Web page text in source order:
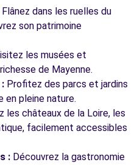
Flânez dans les ruelles du
son patrimoine
les musées et
de Mayenne.
Profitez des parcs et jardins
en pleine nature.
les châteaux de la Loire, les
facilement accessibles
: Découvrez la gastronomie